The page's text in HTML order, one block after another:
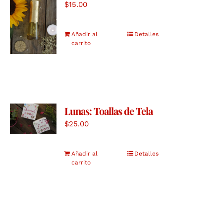
$15.00
Añadir al
carrito
Detalles
Lunas: Toallas de Tela
$25.00
Añadir al
carrito
Detalles